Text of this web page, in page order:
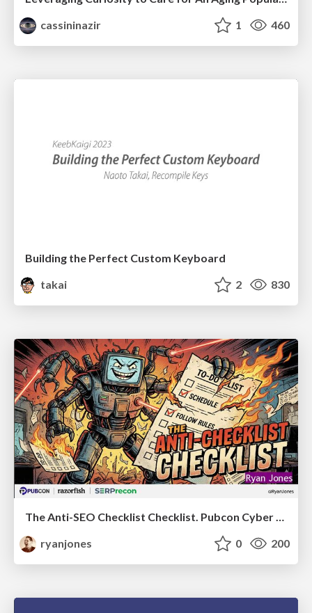
cassininazir
1 460
Building the Perfect Custom Keyboard
takai
2 830
The Anti-SEO Checklist Checklist. Pubcon Cyber Week
ryanjones
0 200